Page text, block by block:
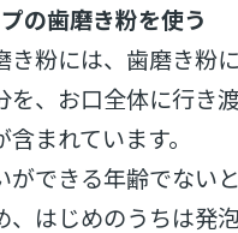
の歯磨き粉を使う
き粉には、歯磨き粉
を、お口全体に行き
まれています。
ができる年齢でない
、はじめのうちは発